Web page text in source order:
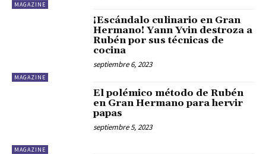
MAGAZINE
MAGAZINE
¡Escándalo culinario en Gran
Hermano! Yann Yvin destroza a
Rubén por sus técnicas de
cocina
septiembre 6, 2023
MAGAZINE
El polémico método de Rubén
en Gran Hermano para hervir
papas
septiembre 5, 2023